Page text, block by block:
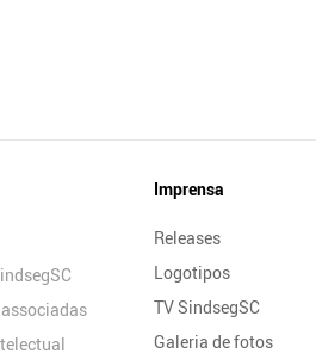
Imprensa
Releases
Logotipos
TV SindsegSC
Galeria de fotos